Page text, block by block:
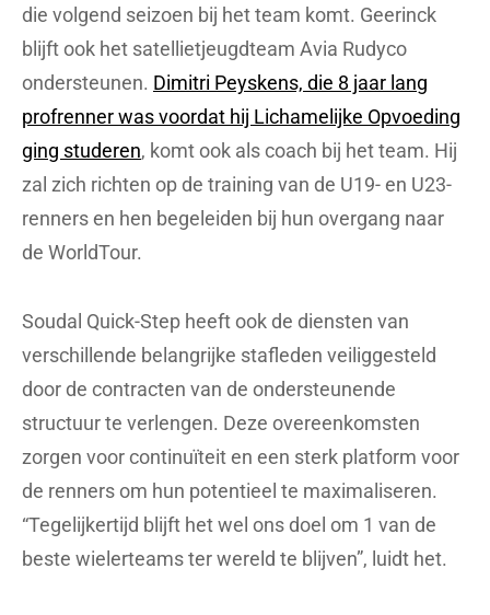
die volgend seizoen bij het team komt. Geerinck
blijft ook het satellietjeugdteam Avia Rudyco
ondersteunen. Dimitri Peyskens, die 8 jaar lang
profrenner was voordat hij Lichamelijke Opvoeding
ging studeren, komt ook als coach bij het team. Hij
zal zich richten op de training van de U19- en U23-
renners en hen begeleiden bij hun overgang naar
de WorldTour.
Soudal Quick-Step heeft ook de diensten van
verschillende belangrijke stafleden veiliggesteld
door de contracten van de ondersteunende
structuur te verlengen. Deze overeenkomsten
zorgen voor continuïteit en een sterk platform voor
de renners om hun potentieel te maximaliseren.
“Tegelijkertijd blijft het wel ons doel om 1 van de
beste wielerteams ter wereld te blijven”, luidt het.